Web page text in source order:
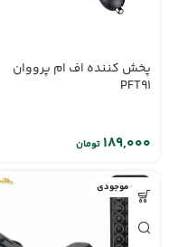
پخش کننده اف ام پرووان
PFT91
تومان
اتمام موجودی